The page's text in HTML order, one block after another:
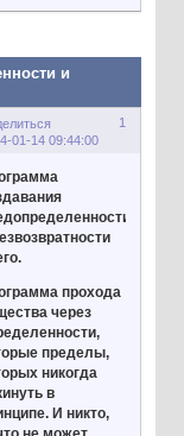
и
1
01-14 09:44:00
прохода
через
пределы,
никогда
в
И никто,